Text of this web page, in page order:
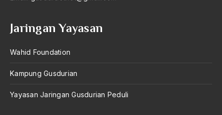
Jaringan Yayasan
Wahid Foundation
Kampung Gusdurian
Yayasan Jaringan Gusdurian Peduli